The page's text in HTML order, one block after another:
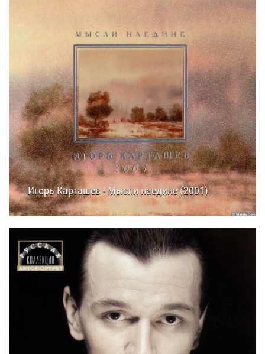
Игорь Карташев - Мысли наедине (2001)
05.07.202516:15